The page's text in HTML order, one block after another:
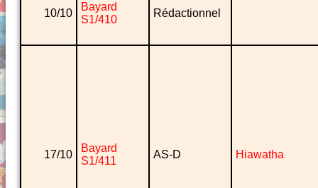
10/10
Bayard
S1/410
Rédactionnel
17/10
Bayard
S1/411
AS-D Hiawatha